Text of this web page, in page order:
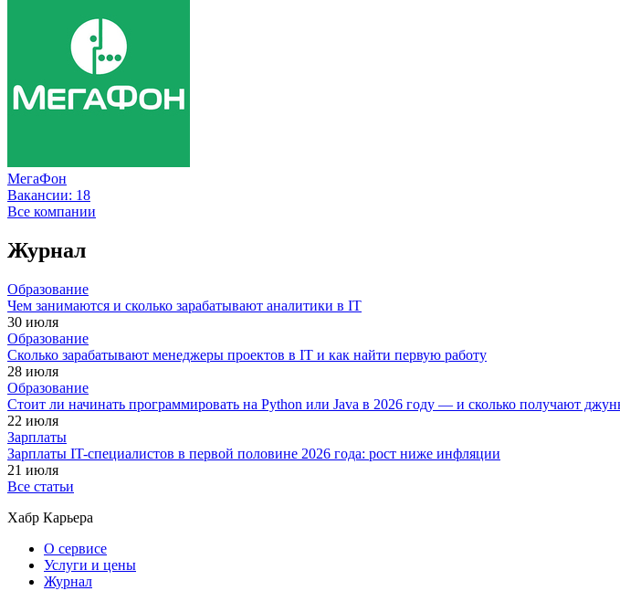
МегаФон
Вакансии: 18
Все компании
Журнал
Образование
Чем занимаются и сколько зарабатывают аналитики в IT
30 июля
Образование
Сколько зарабатывают менеджеры проектов в IT и как найти первую работу
28 июля
Образование
Стоит ли начинать программировать на Python или Java в 2026 году — и сколько получают
22 июля
Зарплаты
Зарплаты IT-специалистов в первой половине 2026 года: рост ниже инфляции
21 июля
Все статьи
Хабр Карьера
О сервисе
Услуги и цены
Журнал